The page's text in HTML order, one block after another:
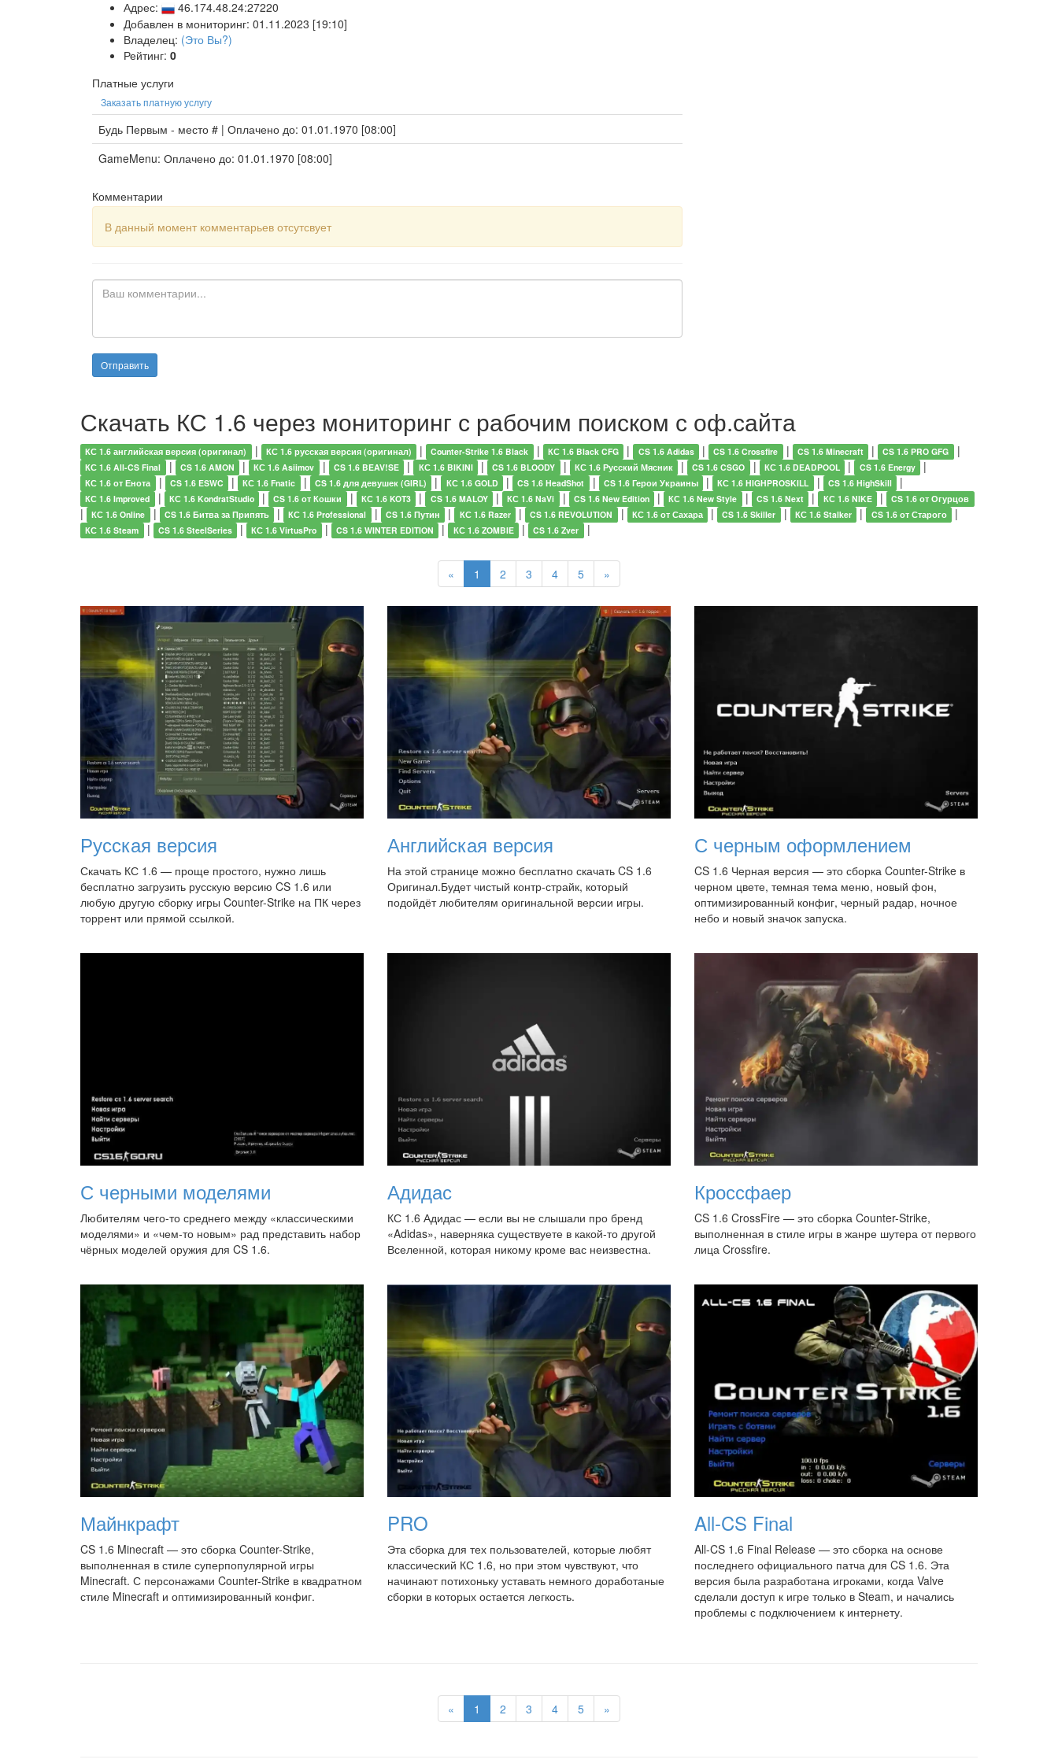
Адрес:
46.174.48.24:27220
Добавлен в мониторинг: 01.11.2023 [19:10]
Владелец: (Это Вы?)
Рейтинг: 0
Платные услуги
Заказать платную услугу
Будь Первым - место # | Оплачено до: 01.01.1970 [08:00]
GameMenu: Оплачено до: 01.01.1970 [08:00]
Комментарии
В данный момент комментарьев отсутсвует
Скачать КС 1.6 через мониторинг с рабочим поиском с оф.сайта
КС 1.6 английская версия (оригинал) | КС 1.6 русская версия (оригинал) | Counter-Strike 1.6 Black | КС 1.6 Black CFG | CS 1.6 Adidas | CS 1.6 Crossfire | CS 1.6 Minecraft | CS 1.6 PRO GFG |
КС 1.6 All-CS Final | CS 1.6 AMON | КС 1.6 Asiimov | CS 1.6 BEAV!SE | КС 1.6 BIKINI | CS 1.6 BLOODY | КС 1.6 Русский Мясник | CS 1.6 CSGO | КС 1.6 DEADPOOL | CS 1.6 Energy |
КС 1.6 от Енота | CS 1.6 ESWC | КС 1.6 Fnatic | CS 1.6 для девушек (GIRL) | КС 1.6 GOLD | CS 1.6 HeadShot | CS 1.6 Герои Украины | КС 1.6 HIGHPROSKILL | CS 1.6 HighSkill |
КС 1.6 Improved | КС 1.6 KondratStudio | CS 1.6 от Кошки | КС 1.6 KOT3 | CS 1.6 MALOY | КС 1.6 NaVi | CS 1.6 New Edition | КС 1.6 New Style | CS 1.6 Next | КС 1.6 NIKE | CS 1.6 от Огурцов
| КС 1.6 Online | CS 1.6 Битва за Припять | КС 1.6 Professional | CS 1.6 Путин | КС 1.6 Razer | CS 1.6 REVOLUTION | КС 1.6 от Сахара | CS 1.6 Skiller | КС 1.6 Stalker | CS 1.6 от Старого |
КС 1.6 Steam | CS 1.6 SteelSeries | КС 1.6 VirtusPro | CS 1.6 WINTER EDITION | КС 1.6 ZOMBIE | CS 1.6 Zver |
« 1 2 3 4 5 »
Русская версия
Скачать КС 1.6 — проще простого, нужно лишь
бесплатно загрузить русскую версию CS 1.6 или
любую другую сборку игры Counter-Strike на ПК через
торрент или прямой ссылкой.
Английская версия
На этой странице можно бесплатно скачать CS 1.6
Оригинал.Будет чистый контр-страйк, который
подойдёт любителям оригинальной версии игры.
С черным оформлением
CS 1.6 Черная версия — это сборка Counter-Strike в
черном цвете, темная тема меню, новый фон,
оптимизированный конфиг, черный радар, ночное
небо и новый значок запуска.
С черными моделями
Любителям чего-то среднего между «классическими
моделями» и «чем-то новым» рад представить набор
чёрных моделей оружия для CS 1.6.
Адидас
КС 1.6 Адидас — если вы не слышали про бренд
«Adidas», наверняка существуете в какой-то другой
Вселенной, которая никому кроме вас неизвестна.
Кроссфаер
CS 1.6 CrossFire — это сборка Counter-Strike,
выполненная в стиле игры в жанре шутера от первого
лица Crossfire.
Майнкрафт
CS 1.6 Minecraft — это сборка Counter-Strike,
выполненная в стиле суперпопулярной игры
Minecraft. С персонажами Counter-Strike в квадратном
стиле Minecraft и оптимизированный конфиг.
PRO
Эта сборка для тех пользователей, которые любят
классический КС 1.6, но при этом чувствуют, что
начинают потихоньку уставать немного доработаные
сборки в которых остается легкость.
All-CS Final
All-CS 1.6 Final Release — это сборка на основе
последнего официального патча для CS 1.6. Эта
версия была разработана игроками, когда Valve
сделали доступ к игре только в Steam, и начались
проблемы с подключением к интернету.
« 1 2 3 4 5 »